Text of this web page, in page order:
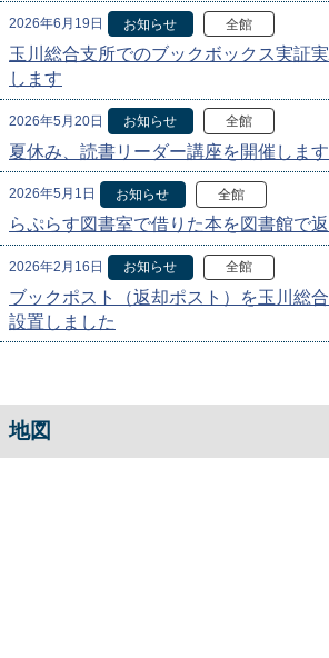
2026年6月19日 お知らせ 全館
玉川総合支所でのブックボックス実証
します
2026年5月20日 お知らせ 全館
夏休み、読書リーダー講座を開催します
2026年5月1日 お知らせ 全館
らぷらす図書室で借りた本を図書館で
2026年2月16日 お知らせ 全館
ブックポスト（返却ポスト）を玉川総
設置しました
地図